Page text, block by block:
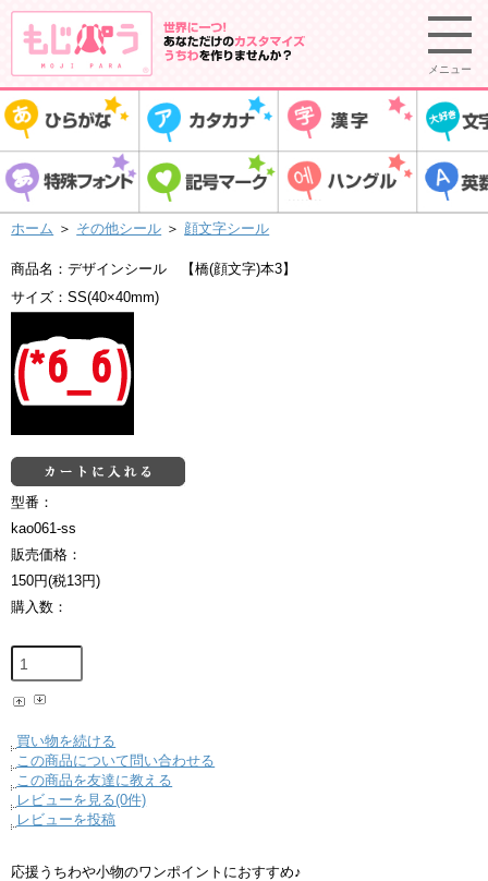
メニュー
ホーム ＞ その他シール ＞ 顔文字シール
商品名：デザインシール 【橋(顔文字)本3】
サイズ：SS(40×40mm)
型番：
kao061-ss
販売価格：
150円(税13円)
購入数：
買い物を続ける
この商品について問い合わせる
この商品を友達に教える
レビューを見る(0件)
レビューを投稿
応援うちわや小物のワンポイントにおすすめ♪